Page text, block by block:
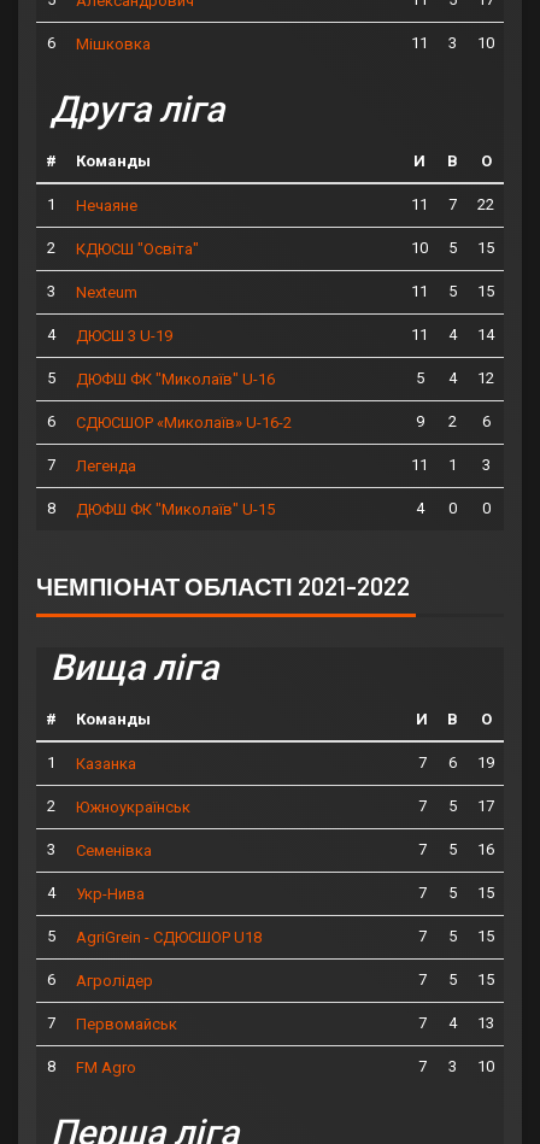
6 Мішковка 11 3 10
Друга ліга
# Команды И В О
1 Нечаяне 11 7 22
2 КДЮСШ "Освіта" 10 5 15
3 Nexteum 11 5 15
4 ДЮСШ 3 U-19 11 4 14
5 ДЮФШ ФК "Миколаїв" U-16 5 4 12
6 СДЮСШОР «Миколаїв» U-16-2 9 2 6
7 Легенда 11 1 3
8 ДЮФШ ФК "Миколаїв" U-15 4 0 0
ЧЕМПІОНАТ ОБЛАСТІ 2021-2022
Вища ліга
# Команды И В О
1 Казанка 7 6 19
2 Южноукраїнськ 7 5 17
3 Семенівка 7 5 16
4 Укр-Нива 7 5 15
5 AgriGrein - СДЮСШОР U18 7 5 15
6 Агролідер 7 5 15
7 Первомайськ 7 4 13
8 FM Agro 7 3 10
Перша ліга